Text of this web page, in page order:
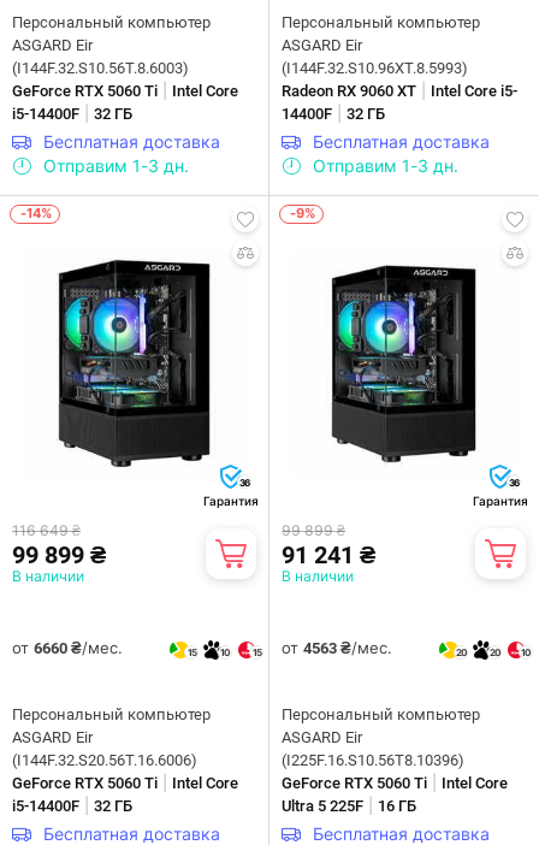
Персональный компьютер
ASGARD Eir
(I144F.32.S10.56T.8.6003)
GeForce RTX 5060 Ti
Intel Core
i5-14400F
32 ГБ
Бесплатная доставка
Отправим 1-3 дн.
Персональный компьютер
ASGARD Eir
(I144F.32.S10.96XT.8.5993)
Radeon RX 9060 XT
Intel Core i5-
14400F
32 ГБ
Бесплатная доставка
Отправим 1-3 дн.
-14%
36
Гарантия
116 649 ₴
99 899 ₴
В наличии
от 6660 ₴/мес. 15 10 15
Персональный компьютер
ASGARD Eir
(I144F.32.S20.56T.16.6006)
GeForce RTX 5060 Ti
Intel Core
i5-14400F
32 ГБ
Бесплатная доставка
-9%
36
Гарантия
99 899 ₴
91 241 ₴
В наличии
от 4563 ₴/мес. 20 20 10
Персональный компьютер
ASGARD Eir
(I225F.16.S10.56T8.10396)
GeForce RTX 5060 Ti
Intel Core
Ultra 5 225F
16 ГБ
Бесплатная доставка